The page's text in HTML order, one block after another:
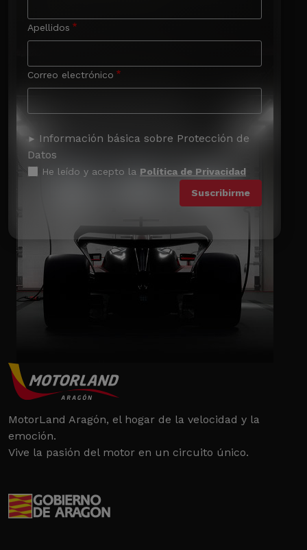
Apellidos
Correo electrónico
Información básica sobre Protección de
Datos
He leído y acepto la Política de Privacidad
MotorLand Aragón, el hogar de la velocidad y la
emoción.
Vive la pasión del motor en un circuito único.